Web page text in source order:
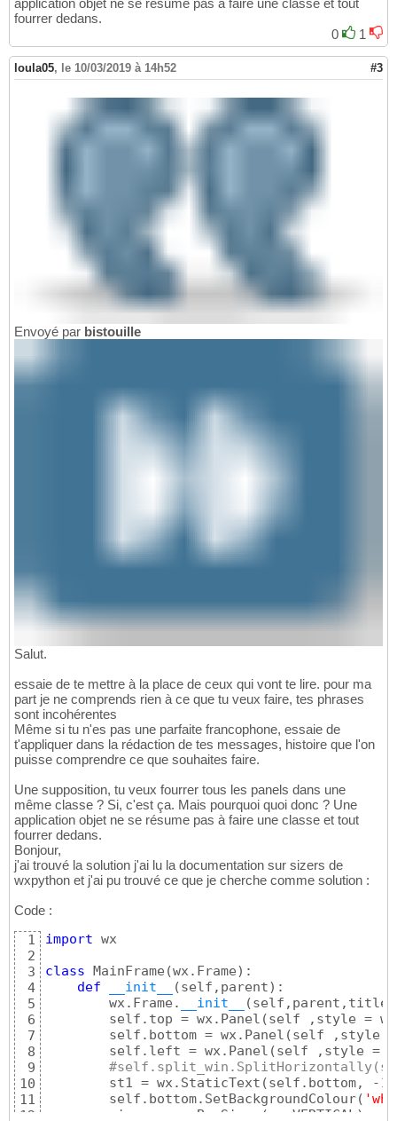
application objet ne se résume pas à faire une classe et tout
fourrer dedans.
0
1
loula05, le 10/03/2019 à 14h52 #3
Envoyé par bistouille
Salut.
essaie de te mettre à la place de ceux qui vont te lire. pour ma
part je ne comprends rien à ce que tu veux faire, tes phrases
sont incohérentes
Même si tu n'es pas une parfaite francophone, essaie de
t'appliquer dans la rédaction de tes messages, histoire que l'on
puisse comprendre ce que souhaites faire.
Une supposition, tu veux fourrer tous les panels dans une
même classe ? Si, c'est ça. Mais pourquoi quoi donc ? Une
application objet ne se résume pas à faire une classe et tout
fourrer dedans.
Bonjour,
j'ai trouvé la solution j'ai lu la documentation sur sizers de
wxpython et j'ai pu trouvé ce que je cherche comme solution :
Code :
1
2
3
4
5
6
7
8
9
10
11
12
import wx
class MainFrame (wx.Frame) :
def
__init__ (self,parent) :
        wx.Frame.
__init__ (self,parent,title=
        self.top = wx.Panel
(self ,style =
        self.bottom = wx.Panel
(self ,style =
        self.left = wx.Panel
(self ,style =
        st1 = wx.StaticText
(self.bottom, -1
        self.bottom.SetBackgroundColour
(
        sizer = wx.BoxSizer
( wx.VERTICAL )